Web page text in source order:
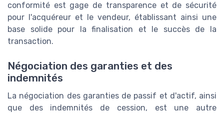
conformité est gage de transparence et de sécurité
pour l'acquéreur et le vendeur, établissant ainsi une
base solide pour la finalisation et le succès de la
transaction.
Négociation des garanties et des
indemnités
La négociation des garanties de passif et d'actif, ainsi
que des indemnités de cession, est une autre